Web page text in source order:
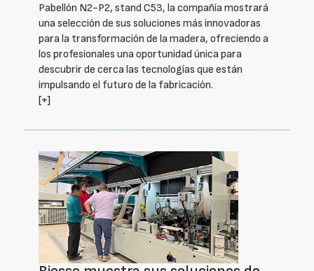
Pabellón N2-P2, stand C53, la compañía mostrará
una selección de sus soluciones más innovadoras
para la transformación de la madera, ofreciendo a
los profesionales una oportunidad única para
descubrir de cerca las tecnologías que están
impulsando el futuro de la fabricación.
[+]